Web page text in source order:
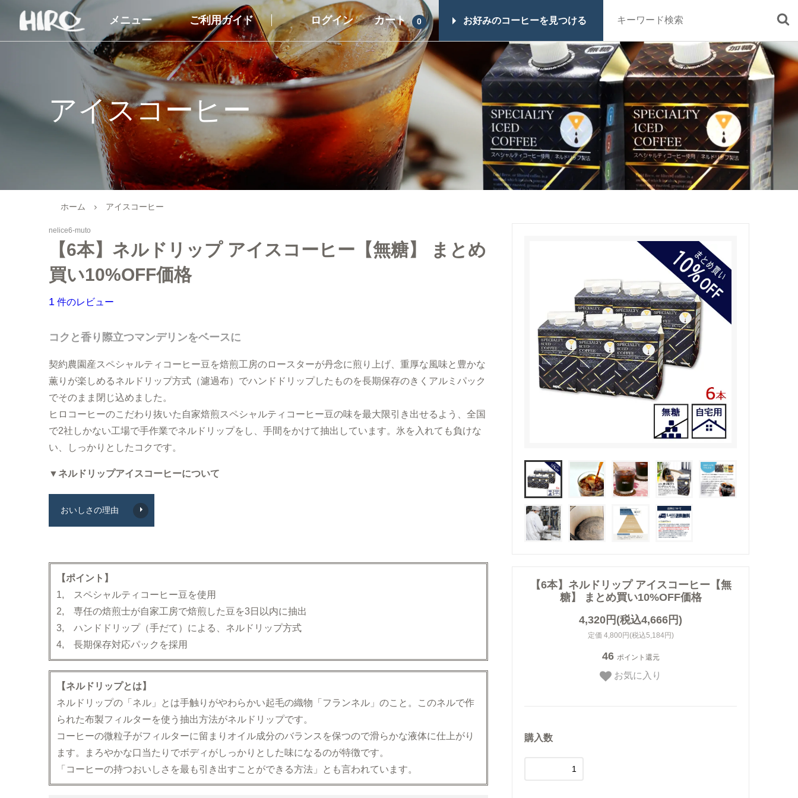
メニュー
自家焙煎コーヒー豆
コーヒー豆（すべて）
コーヒーマイスターセレクト
デカフェオーガニック（カフ
ェインレス）
大容量コーヒー豆
コーヒー商品
ドリップコーヒー
アイスコーヒー
カフェオレベース
オーガニック商品
送料無料（コーヒー）
お試しセット（送料無料）
ギフト一覧
コーヒーギフト（すべて）
コーヒーマイスターセレクト
ギフト
レギュラーコーヒーギフト
ドリップコーヒーギフト
スイーツとコーヒーギフト
その他商品
スイーツ
シュガー・フレッシュ・シロ
ップ
コーヒー器具
ヒロオリジナルグッズ
■定期便
■特集 一覧
■原材料・販売期間一覧
ヒロコーヒーについて
スペシャルティコーヒーとは
オーガニックコーヒーへのこだわ
0120-16-1050
(受付時間 9時〜18時)
ご利用ガイド ログイン カート 0 お好みのコーヒーを見つける
アイスコーヒー
ホーム アイスコーヒー
【6本】ネルドリップ アイスコーヒー【無
糖】 まとめ買い10%OFF価格
4,320円(税込4,666円)
定価 4,800円(税込5,184円)
46 ポイント還元
お気に入り
購入数
nelice6-muto
【6本】ネルドリップ アイスコーヒー【無糖】 まとめ
買い10%OFF価格
1 件のレビュー
コクと香り際立つマンデリンをベースに
契約農園産スペシャルティコーヒー豆を焙煎工房のロースターが丹念に煎り上げ、重厚な風味と豊かな
薫りが楽しめるネルドリップ方式（濾過布）でハンドドリップしたものを長期保存のきくアルミパック
でそのまま閉じ込めました。
ヒロコーヒーのこだわり抜いた自家焙煎スペシャルティコーヒー豆の味を最大限引き出せるよう、全国
で2社しかない工場で手作業でネルドリップをし、手間をかけて抽出しています。氷を入れても負けな
い、しっかりとしたコクです。
▼ネルドリップアイスコーヒーについて
おいしさの理由
【ポイント】
1, スペシャルティコーヒー豆を使用
2, 専任の焙煎士が自家工房で焙煎した豆を3日以内に抽出
3, ハンドドリップ（手だて）による、ネルドリップ方式
4, 長期保存対応パックを採用
【ネルドリップとは】
ネルドリップの「ネル」とは手触りがやわらかい起毛の織物「フランネル」のこと。このネルで作
られた布製フィルターを使う抽出方法がネルドリップです。
コーヒーの微粒子がフィルターに留まりオイル成分のバランスを保つので滑らかな液体に仕上がり
ます。まろやかな口当たりでボディがしっかりとした味になるのが特徴です。
「コーヒーの持つおいしさを最も引き出すことができる方法」とも言われています。